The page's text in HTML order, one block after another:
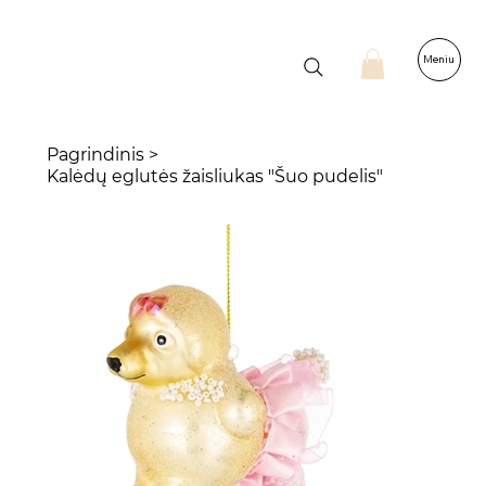
Meniu
Pagrindinis >
Kalėdų eglutės žaisliukas "Šuo pudelis"